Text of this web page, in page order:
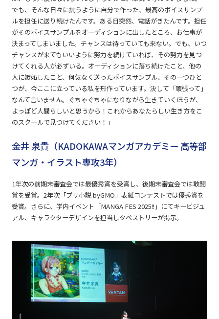
でも、そんな日々に抗うように自分で作った、最高のボイスサンプ
ルを担任に送り続けたんです。ある日突然、電話がきたんです。担任
がそのボイスサンプルをオーディションに出したところ、お仕事が
決まってしまいました。チャンスは待っていても来ない。でも、いつ
チャンスが来てもいいように努力を続けていれば、その努力を見つ
けてくれる人が必ずいる。オーディションに落ち続けたこと、他の
人に嫉妬したこと、何気なく送ったボイスサンプル、その一つひと
つが、今ここに立っている私を形作っています。決して「頑張って」
なんて言いません。ぐちゃぐちゃになりながら生きていくほうが、
よっぽど人間らしいと思うから！これからあなたらしい生き方をこ
のスクールで見つけてください！」
金井 泉貴（KADOKAWAマンガアカデミー 高等部
マンガ・イラスト専攻3年）
1年次の前期末審査会では最優秀賞を受賞し、後期末審査会では敢闘
賞を受賞。2年次「プリ小説 byGMO」表紙コンテストでは優秀賞を
受賞。さらに、学内イベント「MANGA FES 2025!!」にてキービジュ
アル、キャラクターデザインを担当しタペストリーが掲示。